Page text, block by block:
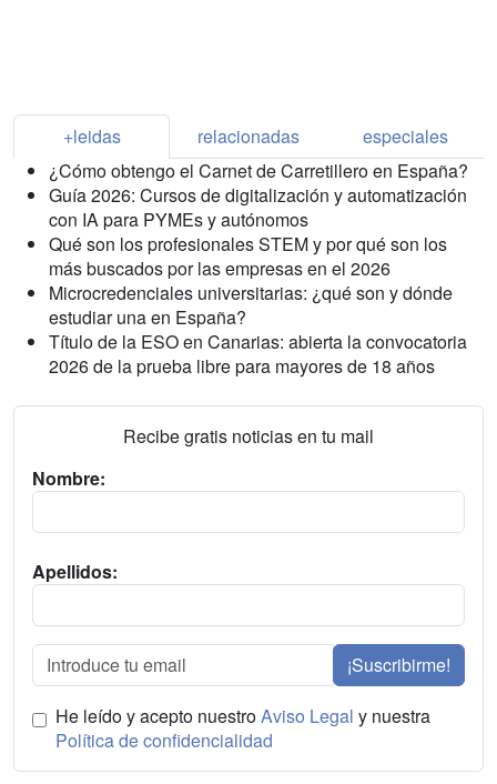
+leidas relacionadas
especiales
¿Cómo obtengo el Carnet de Carretillero en España?
Guía 2026: Cursos de digitalización y automatización
con IA para PYMEs y autónomos
Qué son los profesionales STEM y por qué son los
más buscados por las empresas en el 2026
Microcredenciales universitarias: ¿qué son y dónde
estudiar una en España?
Título de la ESO en Canarias: abierta la convocatoria
2026 de la prueba libre para mayores de 18 años
Recibe gratis noticias en tu mail
Nombre:
Apellidos:
¡Suscribirme!
He leído y acepto nuestroAviso Legal y nuestra
Política de confidencialidad